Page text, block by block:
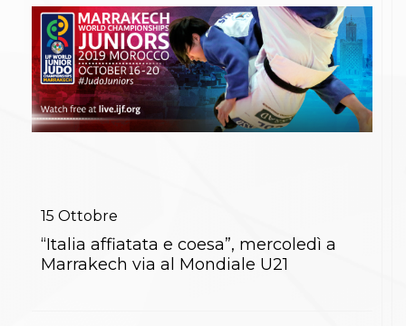
Difesa Personale MGA
La disciplina
News
Merchandising
Mappa del sito
Cerca
Contatti
News
Corsi di Specializzazione
Corsi FIJLKAM-FISDIR
15 Ottobre
“Italia affiatata e coesa”, mercoledì a
Marrakech via al Mondiale U21